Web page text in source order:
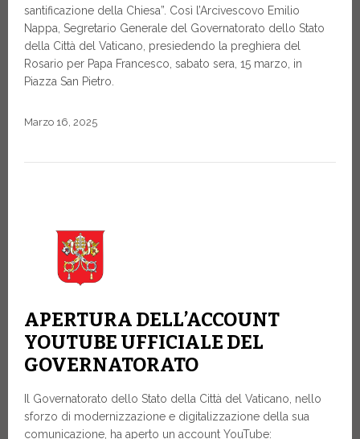
santificazione della Chiesa”. Così l’Arcivescovo Emilio
Nappa, Segretario Generale del Governatorato dello Stato
della Città del Vaticano, presiedendo la preghiera del
Rosario per Papa Francesco, sabato sera, 15 marzo, in
Piazza San Pietro.
Marzo 16, 2025
APERTURA DELL’ACCOUNT
YOUTUBE UFFICIALE DEL
GOVERNATORATO
Il Governatorato dello Stato della Città del Vaticano, nello
sforzo di modernizzazione e digitalizzazione della sua
comunicazione, ha aperto un account YouTube: